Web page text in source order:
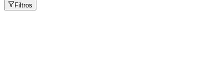
Filtros